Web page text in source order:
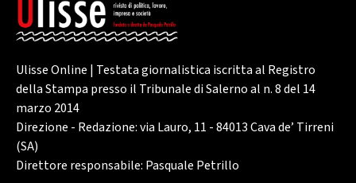
Ulisse Online | Testata giornalistica iscritta al Registro
della Stampa presso il Tribunale di Salerno al n. 8 del 14
marzo 2014
Direzione - Redazione: via Lauro, 11 - 84013 Cava de’ Tirreni
(SA)
Direttore responsabile: Pasquale Petrillo